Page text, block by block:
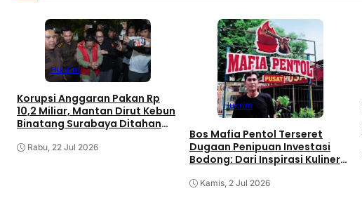
Hukrim
Korupsi Anggaran Pakan Rp
10,2 Miliar, Mantan Dirut Kebun
Binatang Surabaya Ditahan
Rabu, 22 Jul 2026
Hukrim
Bos Mafia Pentol Terseret
Dugaan Penipuan Investasi
Bodong: Dari Inspirasi Kuliner
Kamis, 2 Jul 2026